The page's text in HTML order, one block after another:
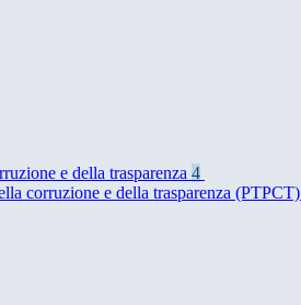
e della trasparenza 4
corruzione e della trasparenza (PTPCT)